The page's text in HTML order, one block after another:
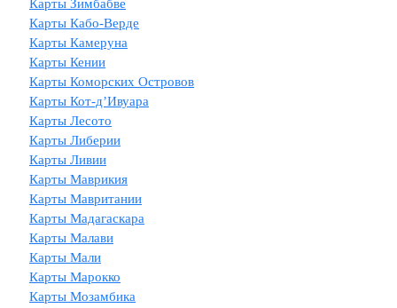
Карты Зимбабве
Карты Кабо-Верде
Карты Камеруна
Карты Кении
Карты Коморских Островов
Карты Кот-д’Ивуара
Карты Лесото
Карты Либерии
Карты Ливии
Карты Маврикия
Карты Мавритании
Карты Мадагаскара
Карты Малави
Карты Мали
Карты Марокко
Карты Мозамбика